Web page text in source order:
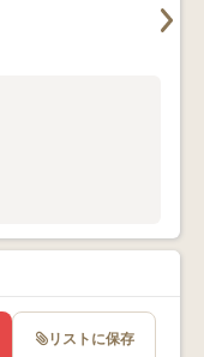
リストに保存